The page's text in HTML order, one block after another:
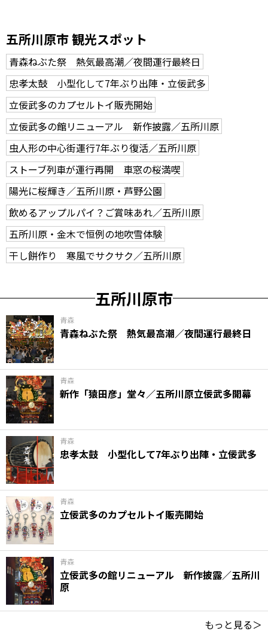
五所川原市 観光スポット
青森ねぶた祭 熱気最高潮／夜間運行最終日
忠孝太鼓 小型化して7年ぶり出陣・立佞武多
立佞武多のカプセルトイ販売開始
立佞武多の館リニューアル 新作披露／五所川原
虫人形の中心街運行7年ぶり復活／五所川原
ストーブ列車が運行再開 車窓の桜満喫
陽光に桜輝き／五所川原・芦野公園
飲めるアップルパイ？ご賞味あれ／五所川原
五所川原・金木で恒例の地吹雪体験
干し餅作り 寒風でサクサク／五所川原
五所川原市
青森
青森ねぶた祭 熱気最高潮／夜間運行最終日
青森
新作「猿田彦」堂々／五所川原立佞武多開幕
青森
忠孝太鼓 小型化して7年ぶり出陣・立佞武多
青森
立佞武多のカプセルトイ販売開始
青森
立佞武多の館リニューアル 新作披露／五所川
原
もっと見る＞